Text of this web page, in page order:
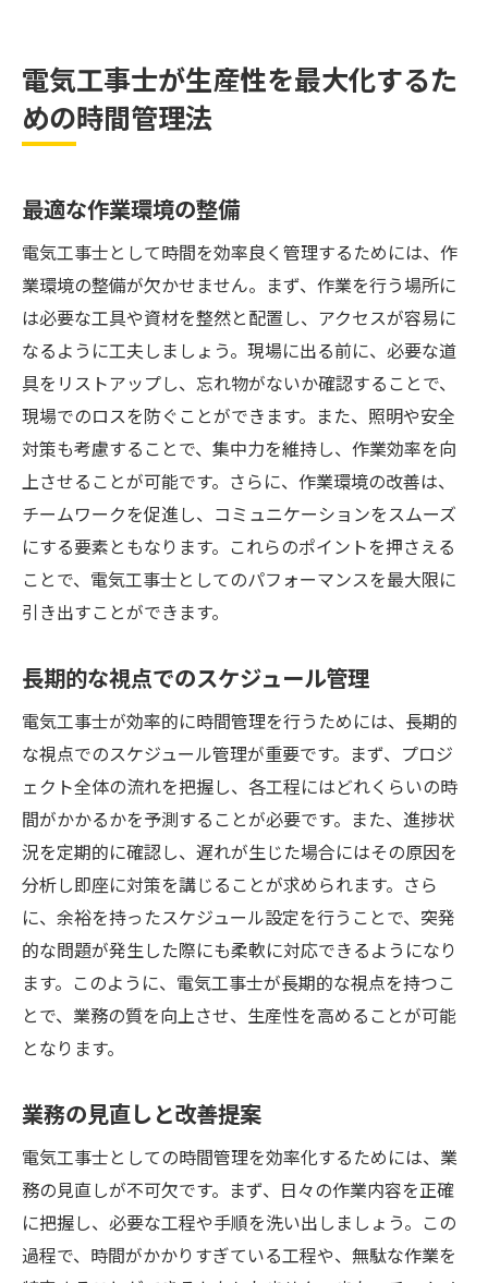
電気工事士が生産性を最大化するた
めの時間管理法
最適な作業環境の整備
電気工事士として時間を効率良く管理するためには、作
業環境の整備が欠かせません。まず、作業を行う場所に
は必要な工具や資材を整然と配置し、アクセスが容易に
なるように工夫しましょう。現場に出る前に、必要な道
具をリストアップし、忘れ物がないか確認することで、
現場でのロスを防ぐことができます。また、照明や安全
対策も考慮することで、集中力を維持し、作業効率を向
上させることが可能です。さらに、作業環境の改善は、
チームワークを促進し、コミュニケーションをスムーズ
にする要素ともなります。これらのポイントを押さえる
ことで、電気工事士としてのパフォーマンスを最大限に
引き出すことができます。
長期的な視点でのスケジュール管理
電気工事士が効率的に時間管理を行うためには、長期的
な視点でのスケジュール管理が重要です。まず、プロジ
ェクト全体の流れを把握し、各工程にはどれくらいの時
間がかかるかを予測することが必要です。また、進捗状
況を定期的に確認し、遅れが生じた場合にはその原因を
分析し即座に対策を講じることが求められます。さら
に、余裕を持ったスケジュール設定を行うことで、突発
的な問題が発生した際にも柔軟に対応できるようになり
ます。このように、電気工事士が長期的な視点を持つこ
とで、業務の質を向上させ、生産性を高めることが可能
となります。
業務の見直しと改善提案
電気工事士としての時間管理を効率化するためには、業
務の見直しが不可欠です。まず、日々の作業内容を正確
に把握し、必要な工程や手順を洗い出しましょう。この
過程で、時間がかかりすぎている工程や、無駄な作業を